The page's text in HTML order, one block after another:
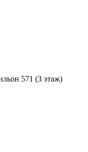
571 (3 этаж)